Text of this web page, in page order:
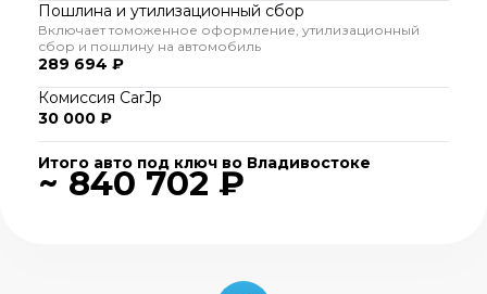
Пошлина и утилизационный сбор
Включает томоженное оформление, утилизационный
сбор и пошлину на автомобиль
289 694 ₽
Комиссия CarJp
30 000 ₽
Итого авто под ключ во Владивостоке
~ 840 702 ₽